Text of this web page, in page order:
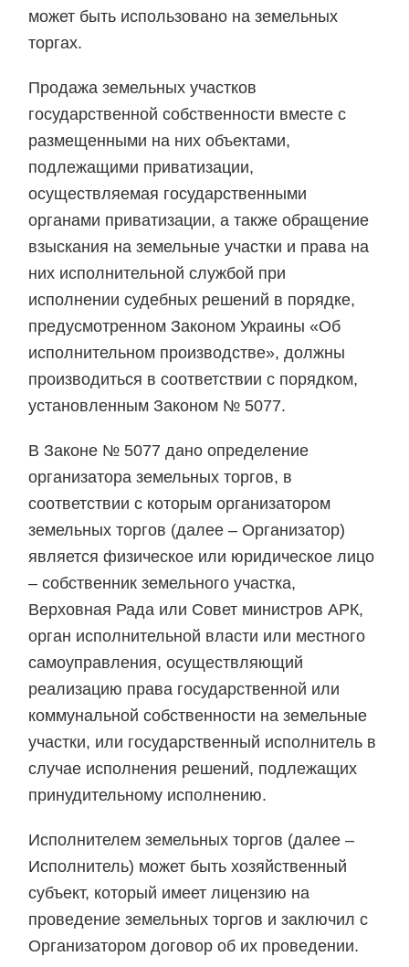
может быть использовано на земельных
торгах.
Продажа земельных участков
государственной собственности вместе с
размещенными на них объектами,
подлежащими приватизации,
осуществляемая государственными
органами приватизации, а также обращение
взыскания на земельные участки и права на
них исполнительной службой при
исполнении судебных решений в порядке,
предусмотренном Законом Украины «Об
исполнительном производстве», должны
производиться в соответствии с порядком,
установленным Законом № 5077.
В Законе № 5077 дано определение
организатора земельных торгов, в
соответствии с которым организатором
земельных торгов (далее – Организатор)
является физическое или юридическое лицо
– собственник земельного участка,
Верховная Рада или Совет министров АРК,
орган исполнительной власти или местного
самоуправления, осуществляющий
реализацию права государственной или
коммунальной собственности на земельные
участки, или государственный исполнитель в
случае исполнения решений, подлежащих
принудительному исполнению.
Исполнителем земельных торгов (далее –
Исполнитель) может быть хозяйственный
субъект, который имеет лицензию на
проведение земельных торгов и заключил с
Организатором договор об их проведении.